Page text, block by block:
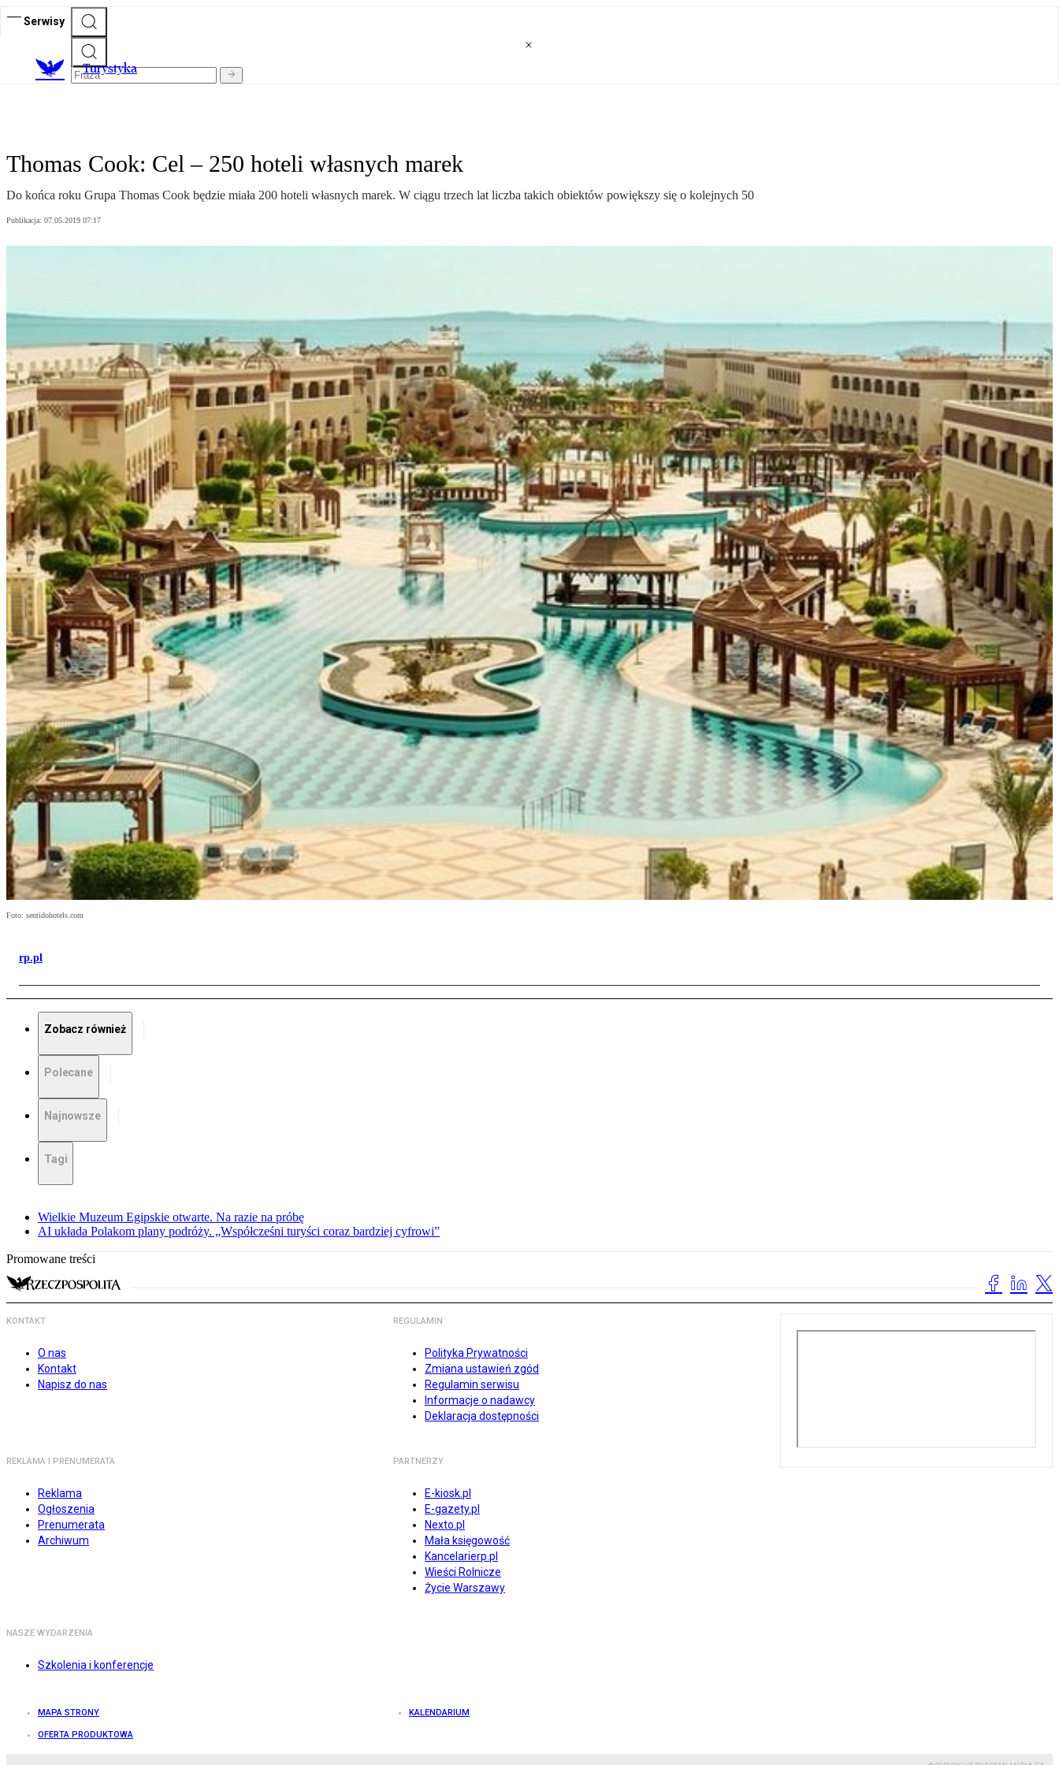
Serwisy
Turystyka
Thomas Cook: Cel – 250 hoteli własnych marek
Do końca roku Grupa Thomas Cook będzie miała 200 hoteli własnych marek. W ciągu trzech lat liczba takich obiektów powiększy się o kolejnych 50
Publikacja: 07.05.2019 07:17
Foto: sentidohotels.com
rp.pl
Zobacz również
Polecane
Najnowsze
Tagi
Wielkie Muzeum Egipskie otwarte. Na razie na próbę
AI układa Polakom plany podróży. „Współcześni turyści coraz bardziej cyfrowi”
Promowane treści
KONTAKT
O nas
Kontakt
Napisz do nas
REGULAMIN
Polityka Prywatności
Zmiana ustawień zgód
Regulamin serwisu
Informacje o nadawcy
Deklaracja dostępności
REKLAMA I PRENUMERATA
Reklama
Ogłoszenia
Prenumerata
Archiwum
PARTNERZY
E-kiosk.pl
E-gazety.pl
Nexto.pl
Mała księgowość
Kancelarierp.pl
Wieści Rolnicze
Życie Warszawy
NASZE WYDARZENIA
Szkolenia i konferencje
MAPA STRONY KALENDARIUM
OFERTA PRODUKTOWA